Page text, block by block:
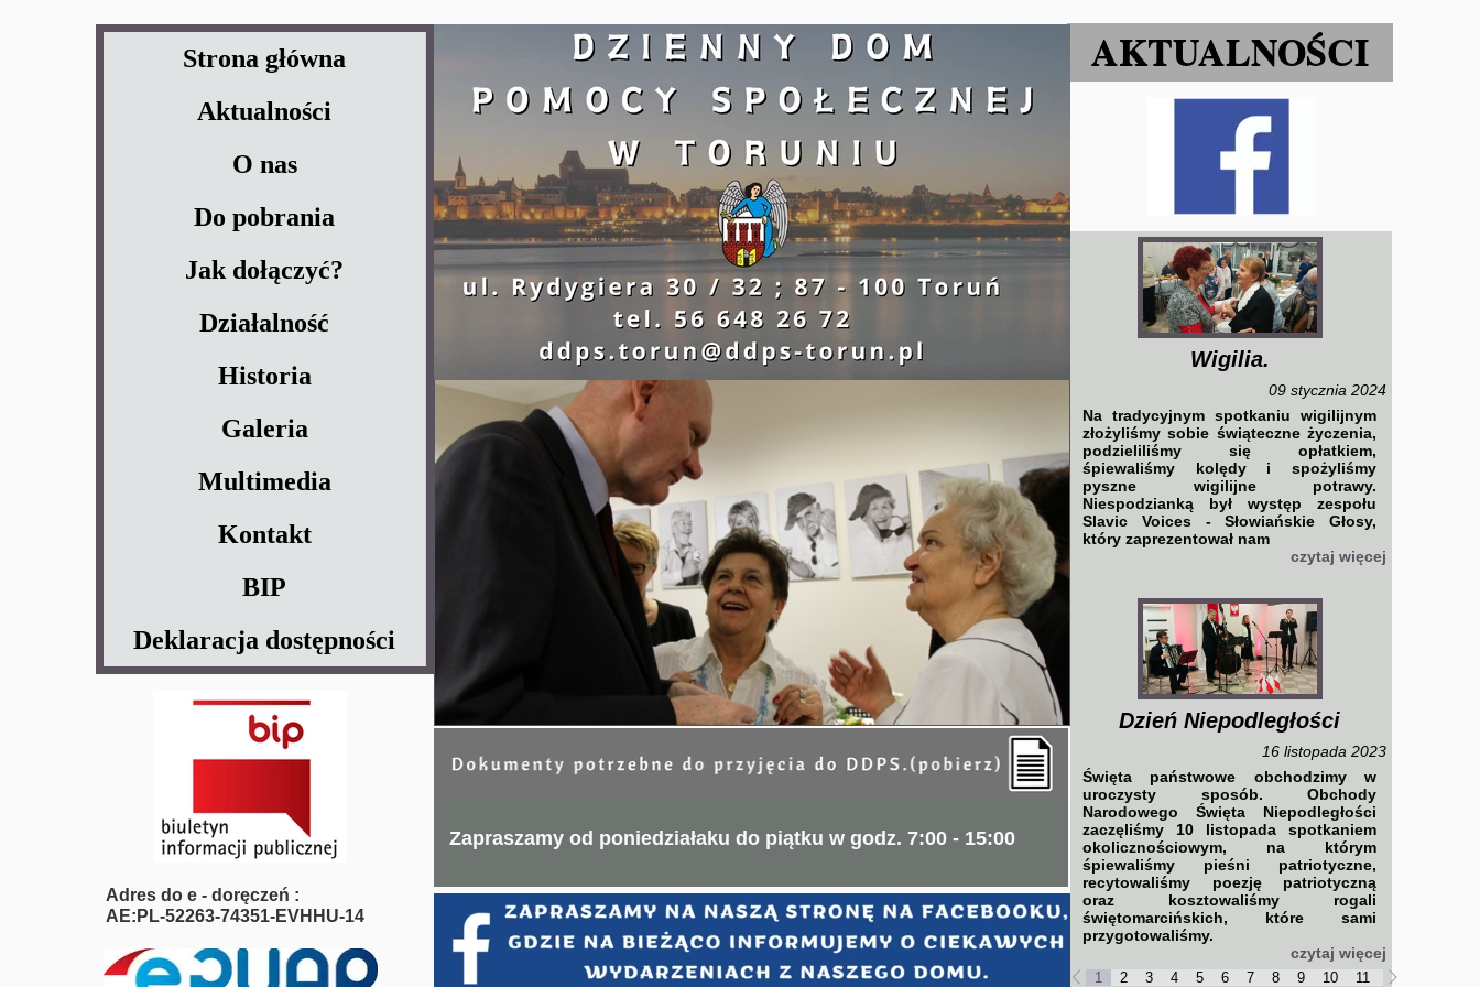
Adres do e - doręczeń :
AE:PL-52263-74351-EVHHU-14
Zapraszamy od poniedziałaku do piątku w godz. 7:00 - 15:00
AKTUALNOŚCI
Wigilia.
09 stycznia 2024
Na tradycyjnym spotkaniu wigilijnym
złożyliśmy sobie świąteczne życzenia,
podzieliliśmy się opłatkiem,
śpiewaliśmy kolędy i spożyliśmy
pyszne wigilijne potrawy.
Niespodzianką był występ zespołu
Slavic Voices - Słowiańskie Głosy,
który zaprezentował nam
czytaj więcej
Dzień Niepodległości
16 listopada 2023
Święta państwowe obchodzimy w
uroczysty sposób. Obchody
Narodowego Święta Niepodległości
zaczęliśmy 10 listopada spotkaniem
okolicznościowym, na którym
śpiewaliśmy pieśni patriotyczne,
recytowaliśmy poezję patriotyczną
oraz kosztowaliśmy rogali
świętomarcińskich, które sami
przygotowaliśmy.
czytaj więcej
1 2 3 4 5 6 7 8 9 10 11 12
Strona główna
Aktualności
O nas
Do pobrania
Jak dołączyć?
Działalność
Historia
Galeria
Multimedia
Kontakt
BIP
Deklaracja dostępności